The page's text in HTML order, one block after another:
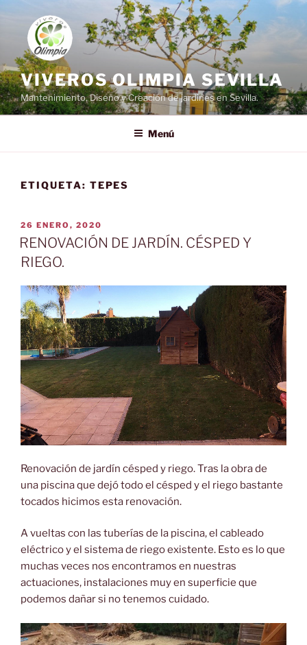
contenido
VIVEROS OLIMPIA SEVILLA
Mantenimiento, Diseño y Creación de jardines en Sevilla.
Menú
ETIQUETA: TEPES
PUBLICADO
EL
26 ENERO, 2020
RENOVACIÓN DE JARDÍN. CÉSPED Y
RIEGO.
Renovación de jardín césped y riego. Tras la obra de
una piscina que dejó todo el césped y el riego bastante
tocados hicimos esta renovación.
A vueltas con las tuberías de la piscina, el cableado
eléctrico y el sistema de riego existente. Esto es lo que
muchas veces nos encontramos en nuestras
actuaciones, instalaciones muy en superficie que
podemos dañar si no tenemos cuidado.